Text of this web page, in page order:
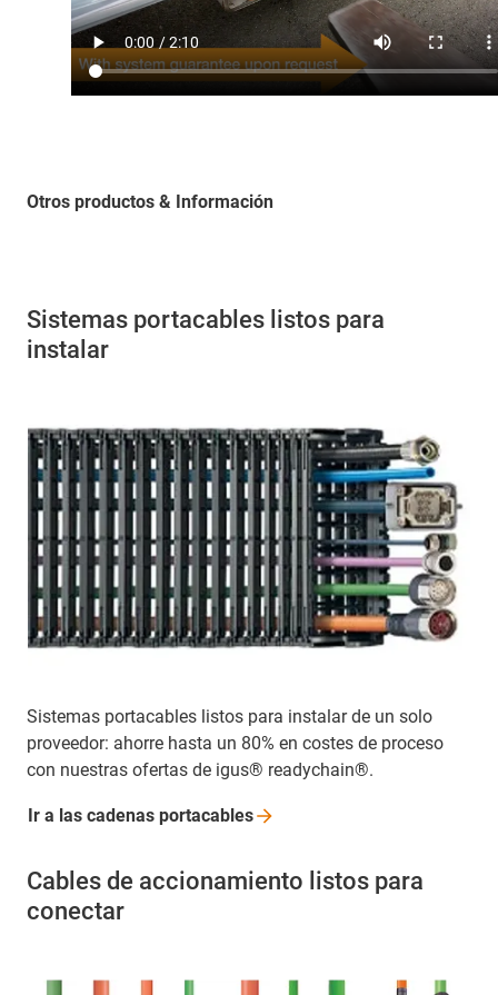
Otros productos & Información
Sistemas portacables listos para
instalar
Sistemas portacables listos para instalar de un solo
proveedor: ahorre hasta un 80% en costes de proceso
con nuestras ofertas de igus® readychain®.
Ir a las cadenas portacables
Cables de accionamiento listos para
conectar